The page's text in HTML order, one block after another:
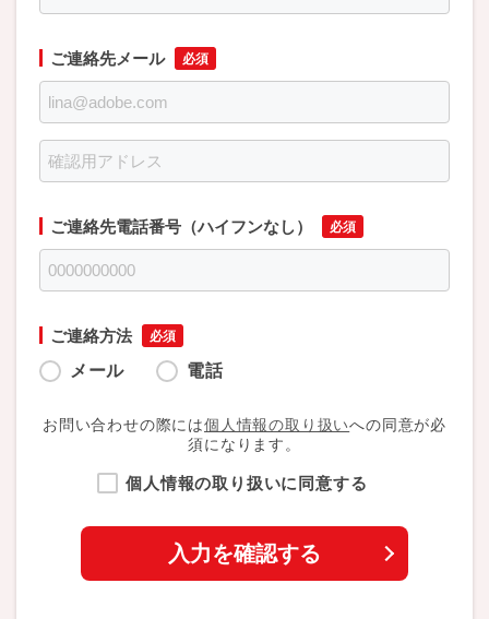
ご連絡先メール
ご連絡先電話番号（ハイフンなし）
ご連絡方法
メール
電話
お問い合わせの際には個人情報の取り扱いへの同意が必
須になります。
個人情報の取り扱いに同意する